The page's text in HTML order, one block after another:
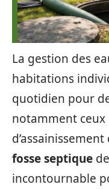
La gestion des
habitations
quotidien pour
notamment ceux
fosse septique
incontournable